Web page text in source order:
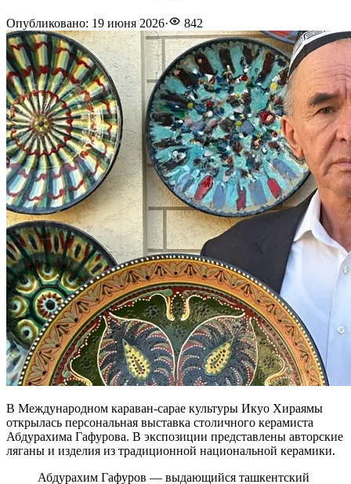
Опубликовано: 19 июня 2026· 842
В Международном караван-сарае культуры Икуо Хираямы
открылась персональная выставка столичного керамиста
Абдурахима Гафурова. В экспозиции представлены авторские
ляганы и изделия из традиционной национальной керамики.
Абдурахим Гафуров — выдающийся ташкентский